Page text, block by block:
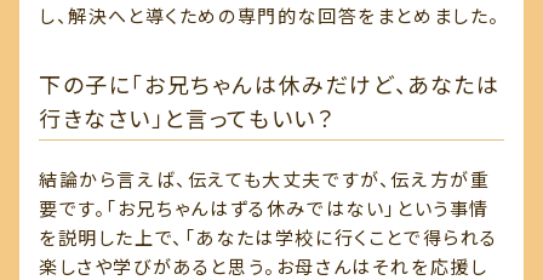
し、解決へと導くための専門的な回答をまとめました。
下の子に「お兄ちゃんは休みだけど、あなたは
行きなさい」と言ってもいい？
結論から言えば、伝えても大丈夫ですが、伝え方が重
要です。「お兄ちゃんはずる休みではない」という事情
を説明した上で、「あなたは学校に行くことで得られる
楽しさや学びがあると思う。お母さんはそれを応援し